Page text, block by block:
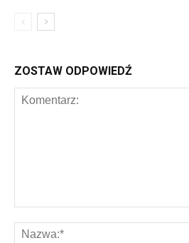
ZOSTAW ODPOWIEDŹ